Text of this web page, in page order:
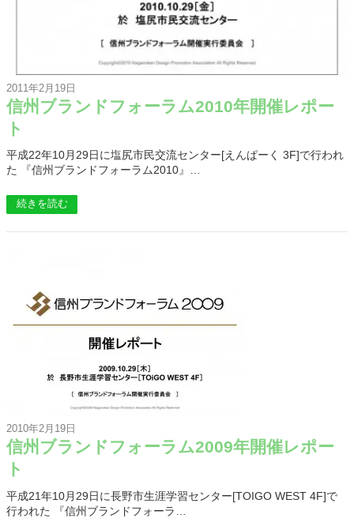
2011年2月19日
信州ブランドフォーラム2010年開催レポー
ト
平成22年10月29日に塩尻市民交流センター[えんぱーく 3F]で行われ
た 『信州ブランドフォーラム2010』…
続きを読む
2010年2月19日
信州ブランドフォーラム2009年開催レポー
ト
平成21年10月29日に長野市生涯学習センター[TOIGO WEST 4F]で
行われた 『信州ブランドフォーラ…